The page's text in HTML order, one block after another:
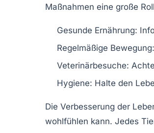
Maßnahmen eine große
Gesunde Ernährung:
Regelmäßige Bewegung:
Veterinärbesuche:
Hygiene: Halte den
Die Verbesserung der
wohlfühlen kann. Jedes